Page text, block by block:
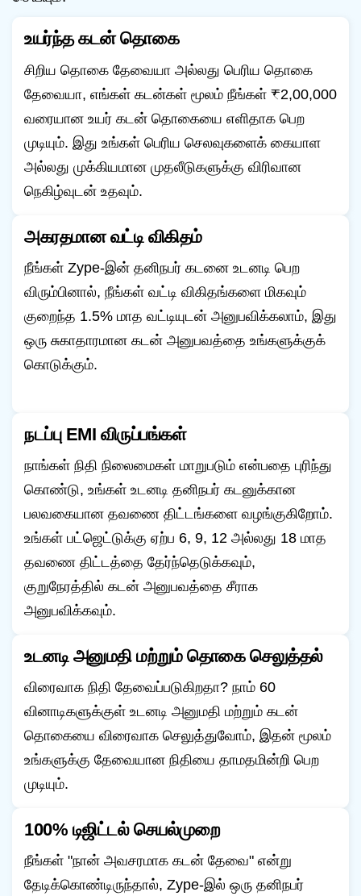
உயர்ந்த கடன் தொகை
சிறிய தொகை தேவையா அல்லது பெரிய தொகை
தேவையா, எங்கள் கடன்கள் மூலம் நீங்கள் ₹2,00,000
வரையான உயர் கடன் தொகையை எளிதாக பெற
முடியும். இது உங்கள் பெரிய செலவுகளைக் கையாள
அல்லது முக்கியமான முதலீடுகளுக்கு விரிவான
நெகிழ்வுடன் உதவும்.
அகரதமான வட்டி விகிதம்
நீங்கள் Zype-இன் தனிநபர் கடனை உடனடி பெற
விரும்பினால், நீங்கள் வட்டி விகிதங்களை மிகவும்
குறைந்த 1.5% மாத வட்டியுடன் அனுபவிக்கலாம், இது
ஒரு சுகாதாரமான கடன் அனுபவத்தை உங்களுக்குக்
கொடுக்கும்.
நடப்பு EMI விருப்பங்கள்
நாங்கள் நிதி நிலைமைகள் மாறுபடும் என்பதை புரிந்து
கொண்டு, உங்கள் உடனடி தனிநபர் கடனுக்கான
பலவகையான தவணை திட்டங்களை வழங்குகிறோம்.
உங்கள் பட்ஜெட்டுக்கு ஏற்ப 6, 9, 12 அல்லது 18 மாத
தவணை திட்டத்தை தேர்ந்தெடுக்கவும்,
குறுநேரத்தில் கடன் அனுபவத்தை சீராக
அனுபவிக்கவும்.
உடனடி அனுமதி மற்றும் தொகை செலுத்தல்
விரைவாக நிதி தேவைப்படுகிறதா? நாம் 60
வினாடிகளுக்குள் உடனடி அனுமதி மற்றும் கடன்
தொகையை விரைவாக செலுத்துவோம், இதன் மூலம்
உங்களுக்கு தேவையான நிதியை தாமதமின்றி பெற
முடியும்.
100% டிஜிட்டல் செயல்முறை
நீங்கள் "நான் அவசரமாக கடன் தேவை" என்று
தேடிக்கொண்டிருந்தால், Zype-இல் ஒரு தனிநபர்